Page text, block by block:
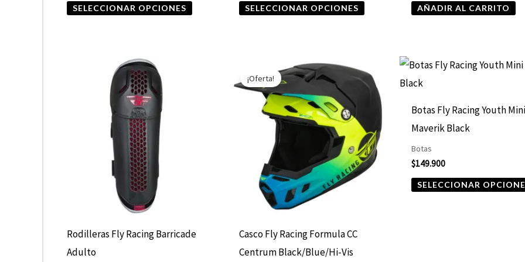
SELECCIONAR OPCIONES
producto
SELECCIONAR OPCIONES
producto
AÑADIR AL CARRITO
Rodilleras Fly Racing Barricade
Adulto
¡Oferta!
Casco Fly Racing Formula CC
Centrum Black/Blue/Hi-Vis
precio
original
era:
$499.000.
El
precio
actual
es:
$424.150.
producto
tiene
variantes.
Las
opciones
Botas Fly Racing Youth Mini
Maverik Black
Botas
$149.900
SELECCIONAR